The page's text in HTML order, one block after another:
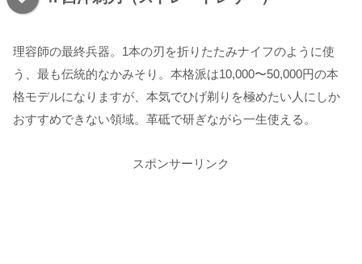
理容師の最終兵器。1本の刃を折りたたみナイフのように使
う、最も伝統的なかみそり。本格派は10,000〜50,000円の本
格モデルになりますが、本気でひげ剃りを極めたい人にしか
おすすめできない領域。革砥で研ぎながら一生使える。
スポンサーリンク